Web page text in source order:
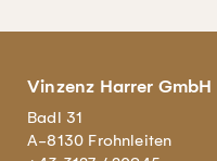
Vinzenz Harrer GmbH
Badl 31
A-8130 Frohnleiten